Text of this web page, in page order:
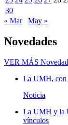
30
« Mar
May »
Novedades
VER MÁS
La UMH, con
Noticia
La UMH y la
vínculos